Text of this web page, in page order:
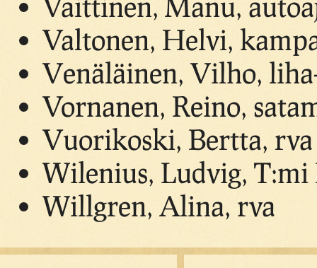
Valtonen, Helvi,
Venäläinen, Vilho,
Vornanen, Reino,
Vuorikoski, Bertta, rva
Wilenius, Ludvig,
Willgren, Alina, rva